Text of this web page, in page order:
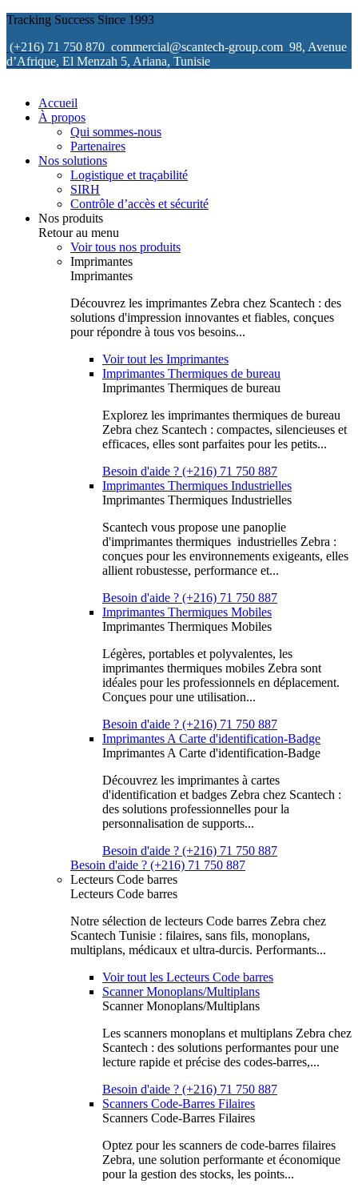
Tracking Success Since 1993
(+216) 71 750 870 commercial@scantech-group.com 98, Avenue
d’Afrique, El Menzah 5, Ariana, Tunisie
Accueil
À propos
Qui sommes-nous
Partenaires
Nos solutions
Logistique et traçabilité
SIRH
Contrôle d’accès et sécurité
Nos produits
Retour au menu
Voir tous nos produits
Imprimantes
Imprimantes
Découvrez les imprimantes Zebra chez Scantech : des
solutions d'impression innovantes et fiables, conçues
pour répondre à tous vos besoins...
Voir tout les Imprimantes
Imprimantes Thermiques de bureau
Imprimantes Thermiques de bureau
Explorez les imprimantes thermiques de bureau
Zebra chez Scantech : compactes, silencieuses et
efficaces, elles sont parfaites pour les petits...
Besoin d'aide ? (+216) 71 750 887
Imprimantes Thermiques Industrielles
Imprimantes Thermiques Industrielles
Scantech vous propose une panoplie
d'imprimantes thermiques industrielles Zebra :
conçues pour les environnements exigeants, elles
allient robustesse, performance et...
Besoin d'aide ? (+216) 71 750 887
Imprimantes Thermiques Mobiles
Imprimantes Thermiques Mobiles
Légères, portables et polyvalentes, les
imprimantes thermiques mobiles Zebra sont
idéales pour les professionnels en déplacement.
Conçues pour une utilisation...
Besoin d'aide ? (+216) 71 750 887
Imprimantes A Carte d'identification-Badge
Imprimantes A Carte d'identification-Badge
Découvrez les imprimantes à cartes
d'identification et badges Zebra chez Scantech :
des solutions professionnelles pour la
personnalisation de supports...
Besoin d'aide ? (+216) 71 750 887
Besoin d'aide ? (+216) 71 750 887
Lecteurs Code barres
Lecteurs Code barres
Notre sélection de lecteurs Code barres Zebra chez
Scantech Tunisie : filaires, sans fils, monoplans,
multiplans, médicaux et ultra-durcis. Performants...
Voir tout les Lecteurs Code barres
Scanner Monoplans/Multiplans
Scanner Monoplans/Multiplans
Les scanners monoplans et multiplans Zebra chez
Scantech : des solutions performantes pour une
lecture rapide et précise des codes-barres,...
Besoin d'aide ? (+216) 71 750 887
Scanners Code-Barres Filaires
Scanners Code-Barres Filaires
Optez pour les scanners de code-barres filaires
Zebra, une solution performante et économique
pour la gestion des stocks, les points...